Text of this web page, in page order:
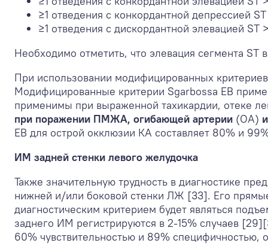
≥1 отведения с конкордантной депрессией
≥1 отведения с дискордантной элевацией ST
Необходимо отметить, что элевация сегмента ST
При использовании модифицированных
Модифицированные критерии Sgarbossa EB
применимы при выраженной тахикардии, отеке
при поражении ПМЖА, огибающей артерии (ОА)
EB для острой окклюзии КА составляет 80% и
ИМ задней стенки левого желудочка
Также значительную трудность в диагностике
нижней и/или боковой стенки ЛЖ [33]. Его
диагностическим критерием будет являться
заднего ИМ регистрируются в 2-15% случаев
60% чувствительностью и 89%